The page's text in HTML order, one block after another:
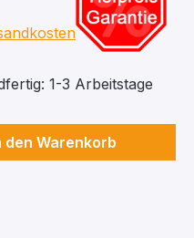
1-3 Arbeitstage
den
den Warenkorb